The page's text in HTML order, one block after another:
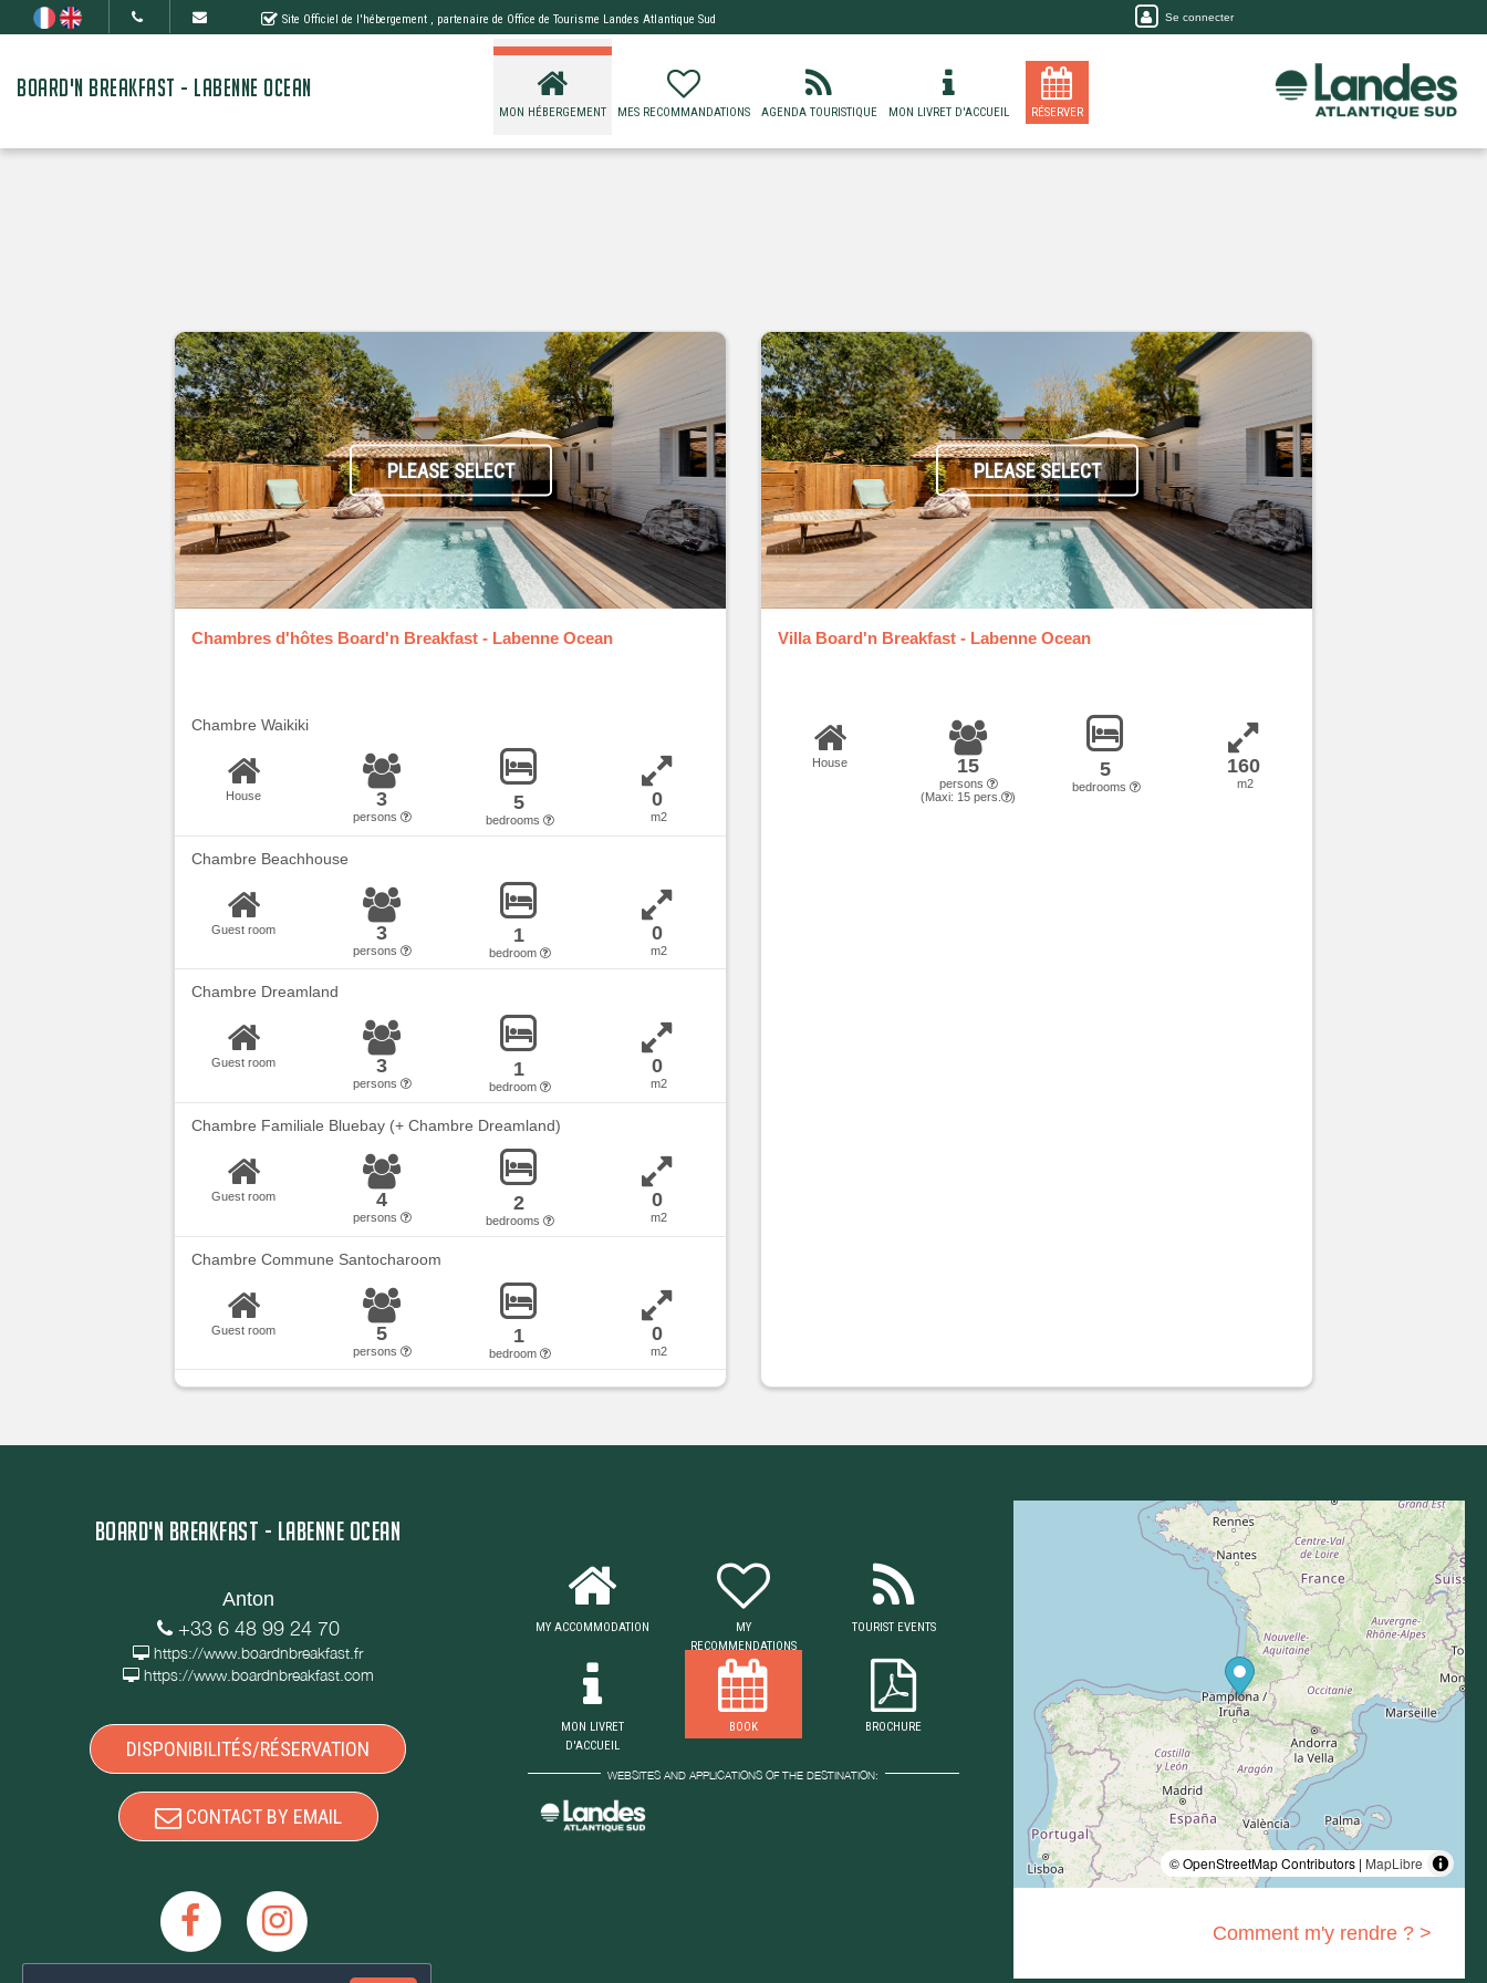
Site Officiel de l'hébergement , partenaire de Office de Tourisme Landes Atlantique Sud Se connecter
BOARD'N BREAKFAST - LABENNE OCEAN
MON HÉBERGEMENT MES RECOMMANDATIONS AGENDA TOURISTIQUE MON LIVRET D'ACCUEIL RÉSERVER
PLEASE SELECT
Chambres d'hôtes Board'n Breakfast - Labenne Ocean
Chambre Waikiki
House 3
persons
5
bedrooms
0
m2
Chambre Beachhouse
Guest room 3
persons
1
bedroom
0
m2
Chambre Dreamland
Guest room 3
persons
1
bedroom
0
m2
Chambre Familiale Bluebay (+ Chambre Dreamland)
Guest room 4
persons
2
bedrooms
0
m2
Chambre Commune Santocharoom
Guest room 5
persons
1
bedroom
0
m2
PLEASE SELECT
Villa Board'n Breakfast - Labenne Ocean
House 15
persons
(Maxi: 15 pers. )
5
bedrooms
160
m2
BOARD'N BREAKFAST - LABENNE OCEAN
Anton
+33 6 48 99 24 70
https://www.boardnbreakfast.fr
https://www.boardnbreakfast.com
DISPONIBILITÉS/RÉSERVATION
CONTACT BY EMAIL
MY ACCOMMODATION
MY
RECOMMENDATIONS
TOURIST EVENTS
MON LIVRET
D'ACCUEIL
BOOK BROCHURE
WEBSITES AND APPLICATIONS OF THE DESTINATION:
© OpenStreetMap Contributors | MapLibre
Comment m'y rendre ? >